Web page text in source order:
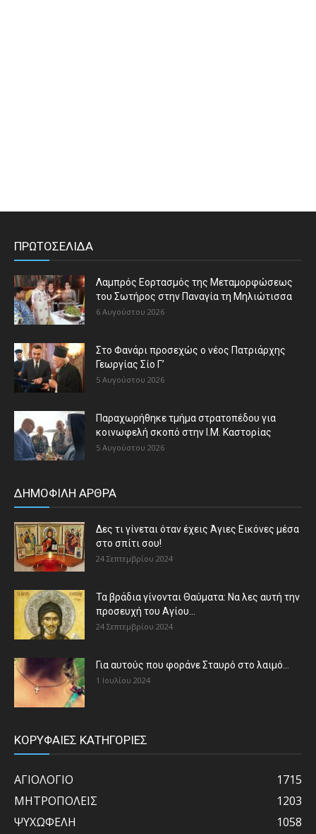
ΠΡΩΤΟΣΕΛΙΔΑ
Λαμπρός Εορτασμός της Μεταμορφώσεως
του Σωτήρος στην Παναγία τη Μηλιώτισσα
6 Αυγούστου 2026
Στο Φανάρι προσεχώς ο νέος Πατριάρχης
Γεωργίας Σίο Γ’
5 Αυγούστου 2026
Παραχωρήθηκε τμήμα στρατοπέδου για
κοινωφελή σκοπό στην Ι.Μ. Καστορίας
5 Αυγούστου 2026
ΔΗΜΟΦΙΛΗ ΑΡΘΡΑ
Δες τι γίνεται όταν έχεις Άγιες Εικόνες μέσα
στο σπίτι σου!
24 Σεπτεμβρίου 2024
Τα βράδια γίνονται Θαύματα: Να λες αυτή την
προσευχή του Αγίου...
24 Σεπτεμβρίου 2024
Για αυτούς που φοράνε Σταυρό στο λαιμό…
1 Ιουλίου 2024
ΚΟΡΥΦΑΙΕΣ ΚΑΤΗΓΟΡΙΕΣ
ΑΓΙΟΛΟΓΙΟ
1715
ΜΗΤΡΟΠΟΛΕΙΣ
1203
ΨΥΧΩΦΕΛΗ
1058